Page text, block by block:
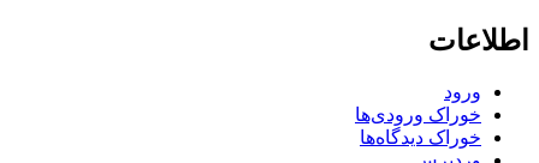
اطلاعات
ورود
خوراک ورودی‌ها
خوراک دیدگاه‌ها